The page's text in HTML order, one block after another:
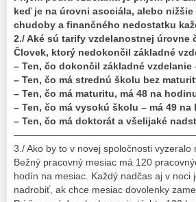
keď je na úrovni asociála, alebo
chudoby a finančného nedostatku
2./ Aké sú tarify vzdelanostnej úrovne
Človek, ktorý nedokončil základné
– Ten, čo dokončil základné vzdelanie
– Ten, čo má strednú školu bez
– Ten, čo má maturitu, má 48 na
– Ten, čo má vysokú školu – má 49 na
– Ten, čo má doktorát a všelijaké
3./ Ako by to v novej spoločnosti
Bežný pracovný mesiac má 120
hodín na mesiac. Každý nadčas aj v
nadrobiť, ak chce mesiac dovolenky